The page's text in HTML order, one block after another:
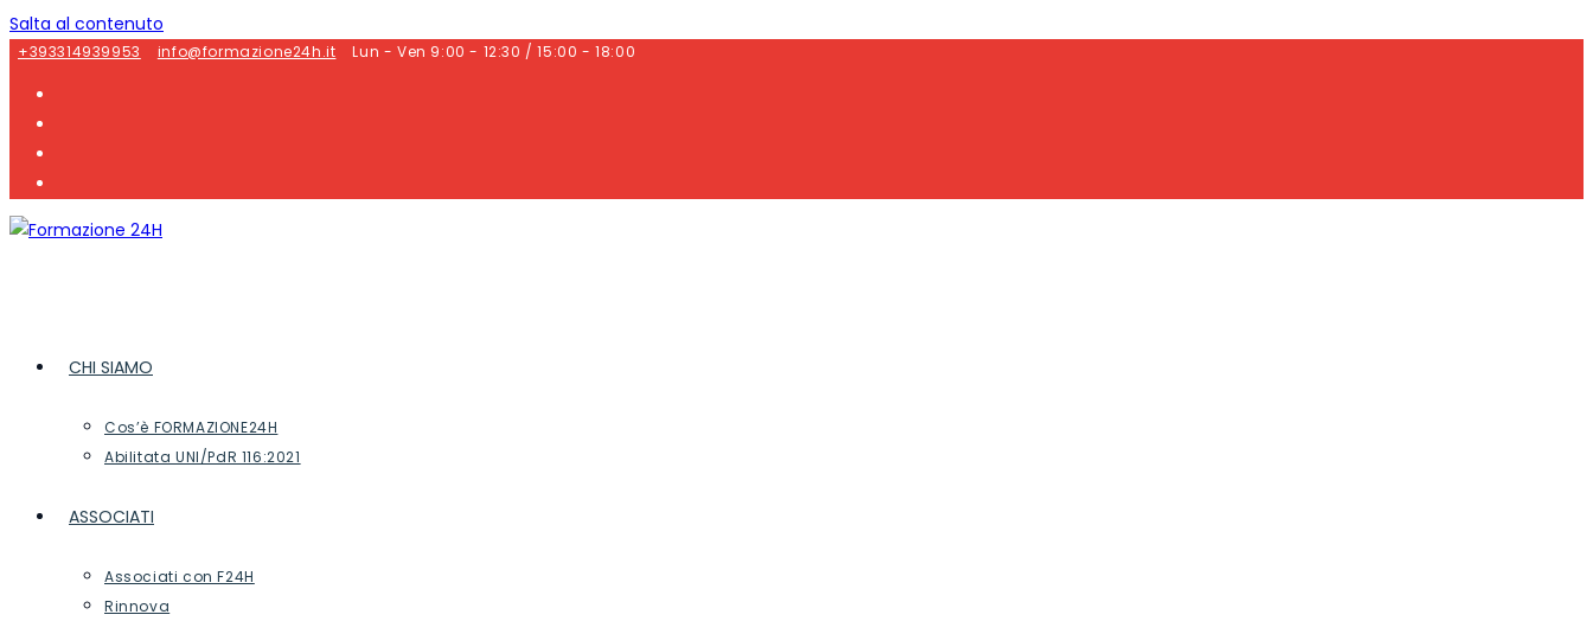
Salta al contenuto
+393314939953 info@formazione24h.it Lun - Ven 9:00 - 12:30 / 15:00 - 18:00
CHI SIAMO
Cos’è FORMAZIONE24H
Abilitata UNI/PdR 116:2021
ASSOCIATI
Associati con F24H
Rinnova